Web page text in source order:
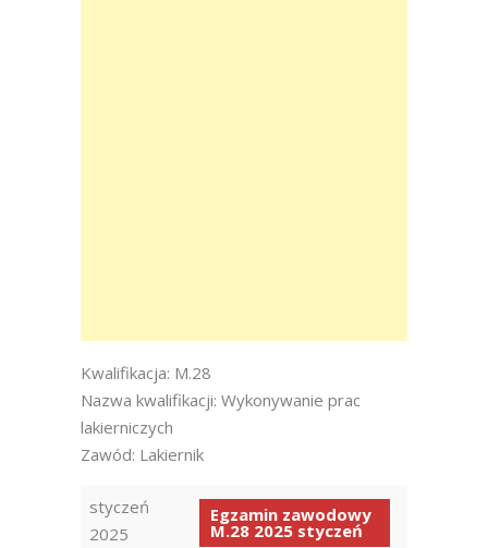
Kwalifikacja: M.28
Nazwa kwalifikacji: Wykonywanie prac
lakierniczych
Zawód: Lakiernik
styczeń
2025
Egzamin zawodowy
M.28 2025 styczeń